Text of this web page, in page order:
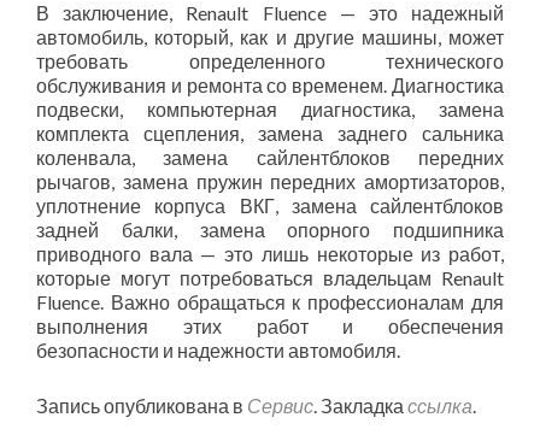
В заключение, Renault Fluence — это надежный
автомобиль, который, как и другие машины, может
требовать определенного технического
обслуживания и ремонта со временем. Диагностика
подвески, компьютерная диагностика, замена
комплекта сцепления, замена заднего сальника
коленвала, замена сайлентблоков передних
рычагов, замена пружин передних амортизаторов,
уплотнение корпуса ВКГ, замена сайлентблоков
задней балки, замена опорного подшипника
приводного вала — это лишь некоторые из работ,
которые могут потребоваться владельцам Renault
Fluence. Важно обращаться к профессионалам для
выполнения этих работ и обеспечения
безопасности и надежности автомобиля.
Запись опубликована в Сервис. Закладка ссылка.